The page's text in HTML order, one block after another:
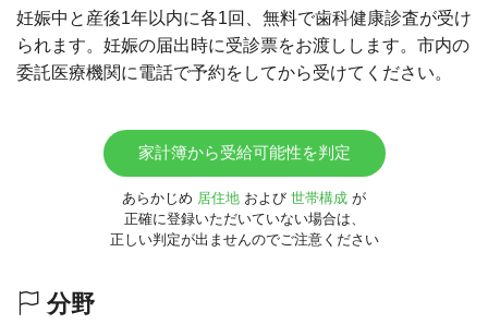
妊娠中と産後1年以内に各1回、無料で歯科健康診査が受け
られます。妊娠の届出時に受診票をお渡しします。市内の
委託医療機関に電話で予約をしてから受けてください。
家計簿から受給可能性を判定
あらかじめ 居住地 および 世帯構成 が
正確に登録いただいていない場合は、
正しい判定が出ませんのでご注意ください
分野